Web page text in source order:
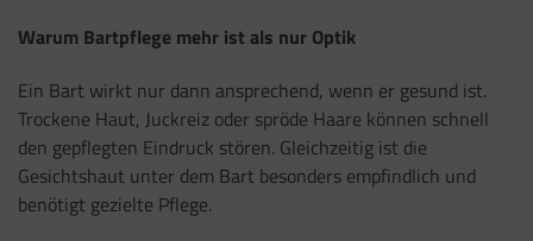
Warum Bartpflege mehr ist als nur Optik
Ein Bart wirkt nur dann ansprechend, wenn er gesund ist.
Trockene Haut, Juckreiz oder spröde Haare können schnell
den gepflegten Eindruck stören. Gleichzeitig ist die
Gesichtshaut unter dem Bart besonders empfindlich und
benötigt gezielte Pflege.